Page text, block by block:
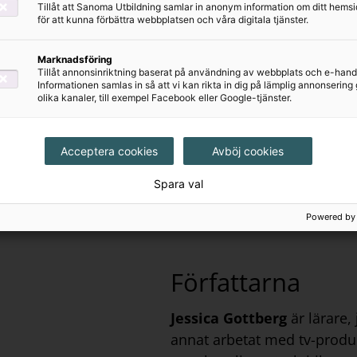
och surfplattor. Med hjälp av den tryckta
ordlistor som hör till bokens sju kapitel.
kort film till varje kapitel.
Här ser du ett
Författarna
Jessica Gottberg är
annat arbetat med tv-
Tillåt att Sanoma Utbildning samlar in anonym information om ditt
för att kunna förbättra webbplatsen och våra digitala tjänster.
Marknadsföring
Tillåt annonsinriktning baserat på användning av webbplats och e-
Informationen samlas in så att vi kan rikta in dig på lämplig annonsering
olika kanaler, till exempel Facebook eller Google-tjänster.
Acceptera cookies Avböj cookies
Spara val
Powered by